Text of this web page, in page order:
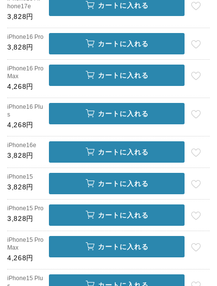
hone17e
3,828円
カートに入れる
iPhone16 Pro
3,828円 カートに入れる
iPhone16 Pro
Max
4,268円
カートに入れる
iPhone16 Plu
s
4,268円
カートに入れる
iPhone16e
3,828円 カートに入れる
iPhone15
3,828円 カートに入れる
iPhone15 Pro
3,828円 カートに入れる
iPhone15 Pro
Max
4,268円
カートに入れる
iPhone15 Plu